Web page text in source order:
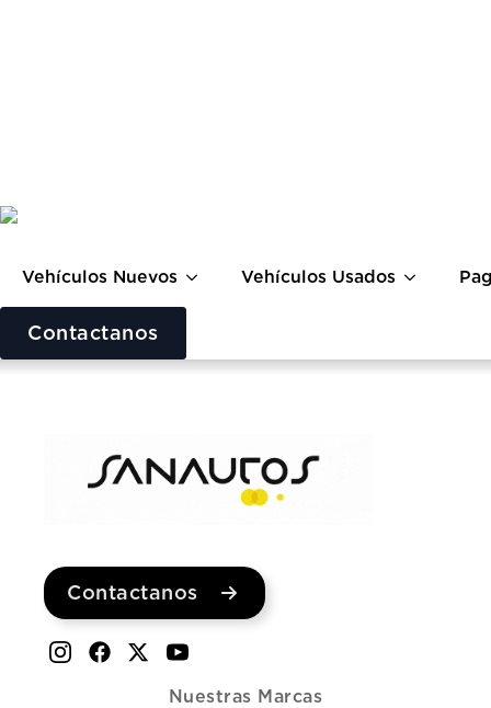
Vehículos Nuevos Vehículos Usados
Contactanos
Contactanos
Nuestras Marcas